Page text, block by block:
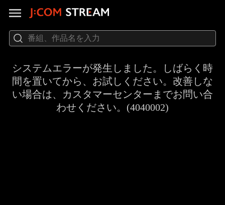
システムエラーが発生しました。しばらく時
間を置いてから、お試しください。改善しな
い場合は、カスタマーセンターまでお問い合
わせください。(4040002)